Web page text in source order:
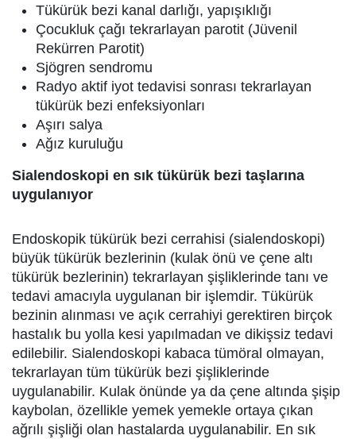
Tükürük bezi kanal darlığı, yapışıklığı
Çocukluk çağı tekrarlayan parotit (Jüvenil
Rekürren Parotit)
Sjögren sendromu
Radyo aktif iyot tedavisi sonrası tekrarlayan
tükürük bezi enfeksiyonları
Aşırı salya
Ağız kuruluğu
Sialendoskopi en sık tükürük bezi taşlarına
uygulanıyor
Endoskopik tükürük bezi cerrahisi (sialendoskopi)
büyük tükürük bezlerinin (kulak önü ve çene altı
tükürük bezlerinin) tekrarlayan şişliklerinde tanı ve
tedavi amacıyla uygulanan bir işlemdir. Tükürük
bezinin alınması ve açık cerrahiyi gerektiren birçok
hastalık bu yolla kesi yapılmadan ve dikişsiz tedavi
edilebilir. Sialendoskopi kabaca tümöral olmayan,
tekrarlayan tüm tükürük bezi şişliklerinde
uygulanabilir. Kulak önünde ya da çene altında şişip
kaybolan, özellikle yemek yemekle ortaya çıkan
ağrılı şişliği olan hastalarda uygulanabilir. En sık